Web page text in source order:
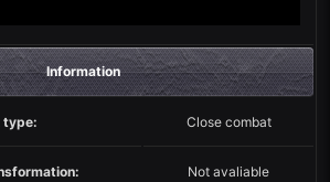
Information
Close combat
Not avaliable